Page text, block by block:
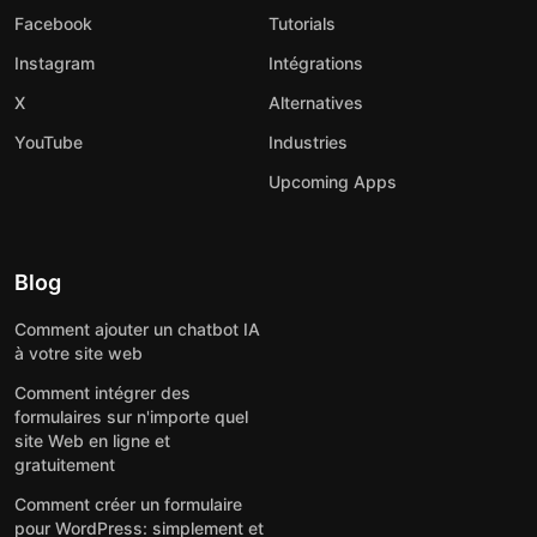
Facebook
Instagram
X
YouTube
Tutorials
Intégrations
Alternatives
Industries
Upcoming Apps
Blog
Comment ajouter un chatbot IA
à votre site web
Comment intégrer des
formulaires sur n'importe quel
site Web en ligne et
gratuitement
Comment créer un formulaire
pour WordPress: simplement et